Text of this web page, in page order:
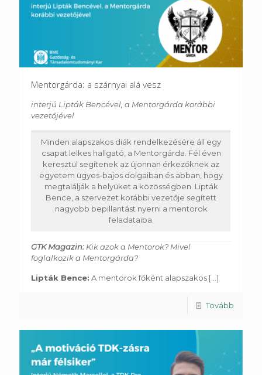
Mentorgárda: a szárnyai alá vesz
interjú Lipták Bencével, a Mentorgárda korábbi
vezetőjével
Minden alapszakos diák rendelkezésére áll egy
csapat lelkes hallgató, a Mentorgárda. Fél éven
keresztül segítenek az újonnan érkezőknek az
egyetem ügyes-bajos dolgaiban és abban, hogy
megtalálják a helyüket a közösségben. Lipták
Bence, a szervezet korábbi vezetője segített
nagyobb bepillantást nyerni a mentorok
feladataiba.
GTK Magazin: Kik azok a Mentorok? Mivel
foglalkozik a Mentorgárda?
Lipták Bence: A mentorok főként alapszakos [...]
Tovább